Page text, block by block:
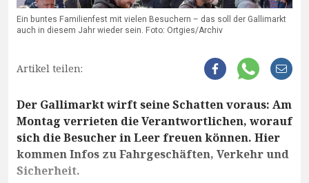
Ein buntes Familienfest mit vielen Besuchern – das soll der Gallimarkt
auch in diesem Jahr wieder sein. Foto: Ortgies/Archiv
Artikel teilen:
Der Gallimarkt wirft seine Schatten voraus: Am
Montag verrieten die Verantwortlichen, worauf
sich die Besucher in Leer freuen können. Hier
kommen Infos zu Fahrgeschäften, Verkehr und
Sicherheit.